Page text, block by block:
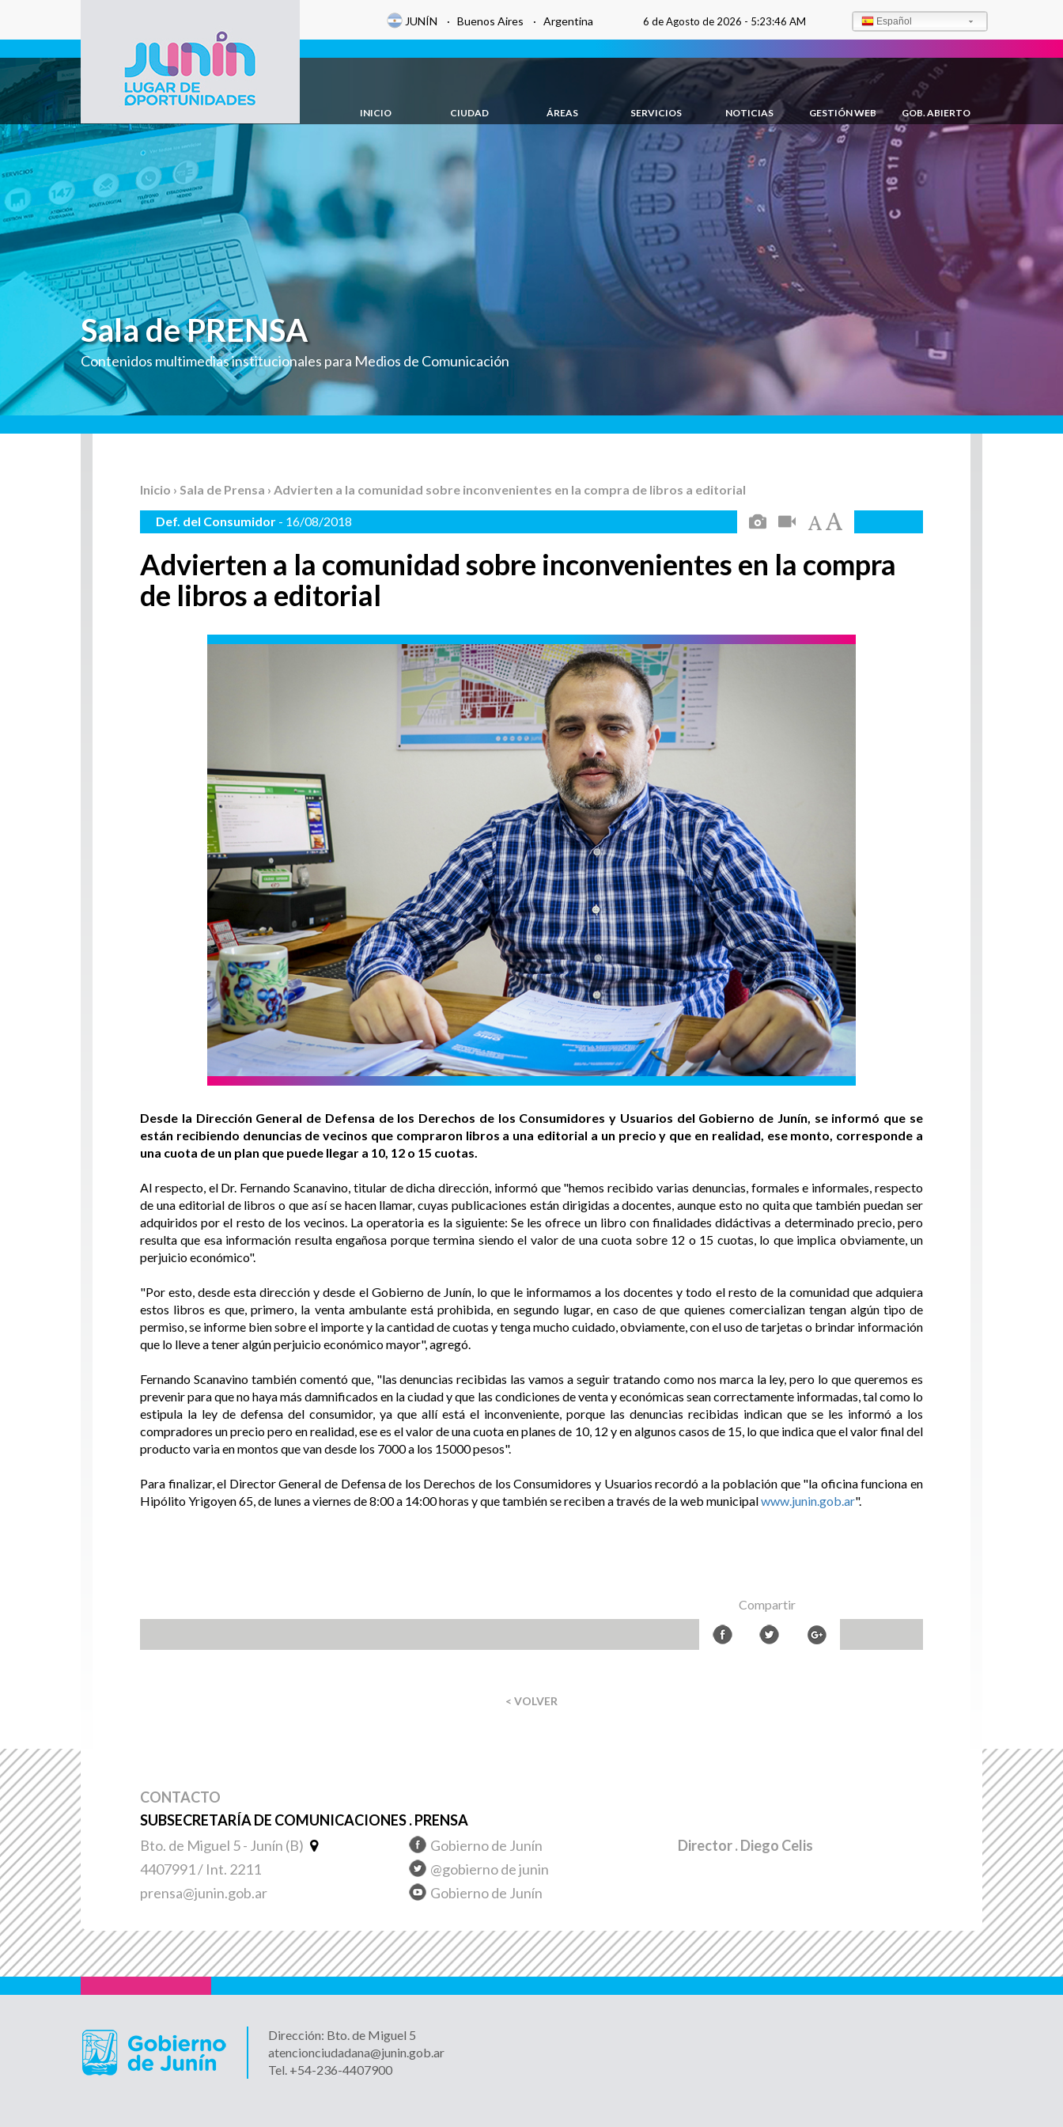
Gobierno de
Junín
JUNÍN · Buenos Aires · Argentina 6 de Agosto de 2026 - 5:23:48 AM Español
INICIO CIUDAD ÁREAS SERVICIOS NOTICIAS GESTIÓN WEB GOB. ABIERTO
Sala de PRENSA
Contenidos multimedias institucionales para Medios de Comunicación
Inicio › Sala de Prensa › Advierten a la comunidad sobre inconvenientes en la compra de libros a editorial
Def. del Consumidor - 16/08/2018
Advierten a la comunidad sobre inconvenientes en la compra
de libros a editorial
Desde la Dirección General de Defensa de los Derechos de los Consumidores y Usuarios del Gobierno de Junín, se informó que se
están recibiendo denuncias de vecinos que compraron libros a una editorial a un precio y que en realidad, ese monto, corresponde a
una cuota de un plan que puede llegar a 10, 12 o 15 cuotas.
Al respecto, el Dr. Fernando Scanavino, titular de dicha dirección, informó que "hemos recibido varias denuncias, formales e informales, respecto
de una editorial de libros o que así se hacen llamar, cuyas publicaciones están dirigidas a docentes, aunque esto no quita que también puedan ser
adquiridos por el resto de los vecinos. La operatoria es la siguiente: Se les ofrece un libro con finalidades didáctivas a determinado precio, pero
resulta que esa información resulta engañosa porque termina siendo el valor de una cuota sobre 12 o 15 cuotas, lo que implica obviamente, un
perjuicio económico".
"Por esto, desde esta dirección y desde el Gobierno de Junín, lo que le informamos a los docentes y todo el resto de la comunidad que adquiera
estos libros es que, primero, la venta ambulante está prohibida, en segundo lugar, en caso de que quienes comercializan tengan algún tipo de
permiso, se informe bien sobre el importe y la cantidad de cuotas y tenga mucho cuidado, obviamente, con el uso de tarjetas o brindar información
que lo lleve a tener algún perjuicio económico mayor", agregó.
Fernando Scanavino también comentó que, "las denuncias recibidas las vamos a seguir tratando como nos marca la ley, pero lo que queremos es
prevenir para que no haya más damnificados en la ciudad y que las condiciones de venta y económicas sean correctamente informadas, tal como lo
estipula la ley de defensa del consumidor, ya que allí está el inconveniente, porque las denuncias recibidas indican que se les informó a los
compradores un precio pero en realidad, ese es el valor de una cuota en planes de 10, 12 y en algunos casos de 15, lo que indica que el valor final del
producto varia en montos que van desde los 7000 a los 15000 pesos".
Para finalizar, el Director General de Defensa de los Derechos de los Consumidores y Usuarios recordó a la población que "la oficina funciona en
Hipólito Yrigoyen 65, de lunes a viernes de 8:00 a 14:00 horas y que también se reciben a través de la web municipalwww.junin.gob.ar".
Compartir
< VOLVER
CONTACTO
SUBSECRETARÍA DE COMUNICACIONES . PRENSA
Bto. de Miguel 5 - Junín (B)
4407991 / Int. 2211
prensa@junin.gob.ar
Gobierno de Junín
@gobierno de junin
Gobierno de Junín
Director. Diego Celis
Dirección: Bto. de Miguel 5
atencionciudadana@junin.gob.ar
Tel. +54-236-4407900